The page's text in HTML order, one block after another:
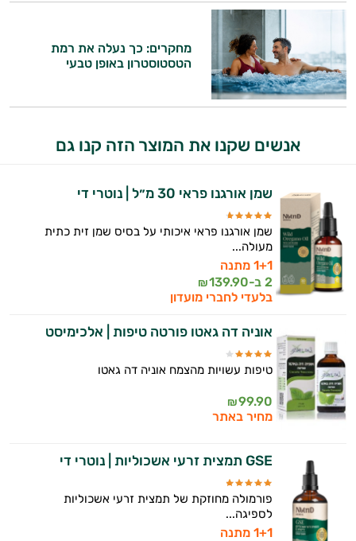
מחקרים: כך נעלה את רמת
הטסטוסטרון באופן טבעי
אנשים שקנו את המוצר הזה קנו גם
שמן אורגנו פראי 30 מ״ל | נוטרי די
שמן אורגנו פראי איכותי על בסיס שמן זית כתית
מעולה...
1+1 מתנה
2 ב-
139.90
₪
בלעדי לחברי מועדון
אוניה דה גאטו פורטה טיפות | אלכימיסט
טיפות עשויות מהצמח אוניה דה גאטו
99.90
₪
מחיר באתר
GSE תמצית זרעי אשכוליות | נוטרי די
פורמולה מחוזקת של תמצית זרעי אשכוליות
לספיגה...
1+1 מתנה
התזונה ומוצרי הבריאות המדויקים למטרות
ולמצב הגופני שלך, ולהסביר לך אילו רכיבים
עובדים יחד כדי למקסם תוצאות גם בחיי היום
יום וגם בתחום הכושר והספורט.
המטרה שלי היא להתאים עבורך המלצות
זה הזמן להתחיל. איך אוכל לעזור?